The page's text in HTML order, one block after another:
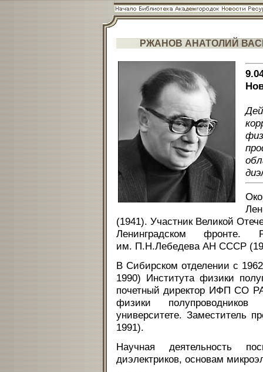
РЖАНОВ АНАТОЛИЙ
(1941). Участник Великой
Ленинградском фронте.
им. П.Н.Лебедева АН СССР
В Сибирском отделении с 1962
1990) Института физики
почетный директор ИФП СО
физики
университете. Заместитель
1991).
Научная деятельность
диэлектриков, основам